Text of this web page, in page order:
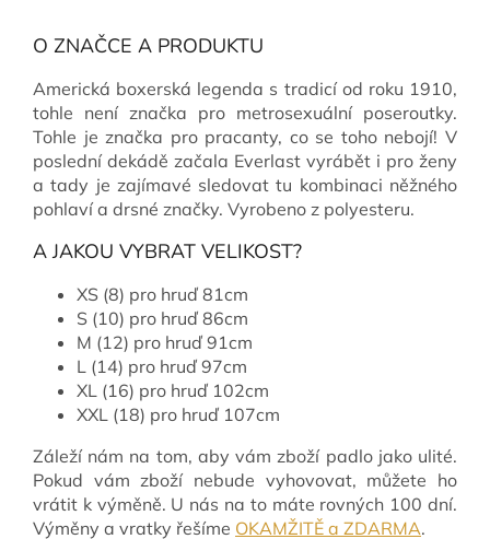
O ZNAČCE A PRODUKTU
Americká boxerská legenda s tradicí od roku 1910,
tohle není značka pro metrosexuální poseroutky.
Tohle je značka pro pracanty, co se toho nebojí! V
poslední dekádě začala Everlast vyrábět i pro ženy
a tady je zajímavé sledovat tu kombinaci něžného
pohlaví a drsné značky. Vyrobeno z polyesteru.
A JAKOU VYBRAT VELIKOST?
XS (8) pro hruď 81cm
S (10) pro hruď 86cm
M (12) pro hruď 91cm
L (14) pro hruď 97cm
XL (16) pro hruď 102cm
XXL (18) pro hruď 107cm
Záleží nám na tom, aby vám zboží padlo jako ulité.
Pokud vám zboží nebude vyhovovat, můžete ho
vrátit k výměně. U nás na to máte rovných 100 dní.
Výměny a vratky řešíme OKAMŽITĚ a ZDARMA.